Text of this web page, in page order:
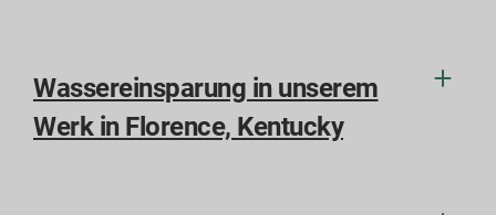
Wassereinsparung in unserem
Werk in Florence, Kentucky